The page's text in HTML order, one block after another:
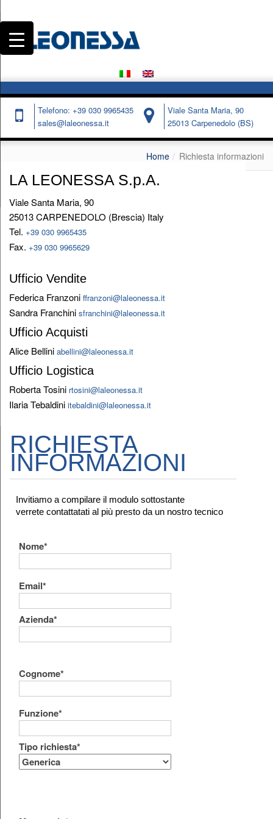
Telefono: +39 030 9965435
sales@laleonessa.it
Viale Santa Maria, 90
25013 Carpenedolo (BS)
Home Richiesta informazioni
LA LEONESSA S.p.A.
Viale Santa Maria, 90
25013 CARPENEDOLO (Brescia) Italy
Tel. +39 030 9965435
Fax. +39 030 9965629
Ufficio Vendite
Federica Franzoni ffranzoni@laleonessa.it
Sandra Franchini sfranchini@laleonessa.it
Ufficio Acquisti
Alice Bellini abellini@laleonessa.it
Ufficio Logistica
Roberta Tosini rtosini@laleonessa.it
Ilaria Tebaldini itebaldini@laleonessa.it
RICHIESTA
INFORMAZIONI
Invitiamo a compilare il modulo sottostante
verrete contattatati al più presto da un nostro tecnico
Nome*
Email*
Azienda*
Cognome*
Funzione*
Tipo richiesta*